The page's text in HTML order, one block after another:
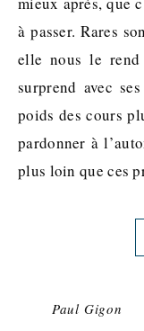
à passer. Rares
elle nous le
surprend avec
poids des cours
pardonner à
plus loin que ces
Paul Gigon